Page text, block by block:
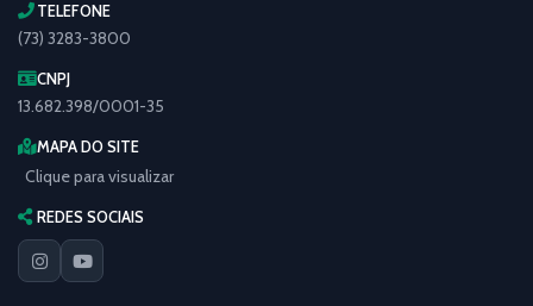
TELEFONE
(73) 3283-3800
CNPJ
13.682.398/0001-35
MAPA DO SITE
Clique para visualizar
REDES SOCIAIS